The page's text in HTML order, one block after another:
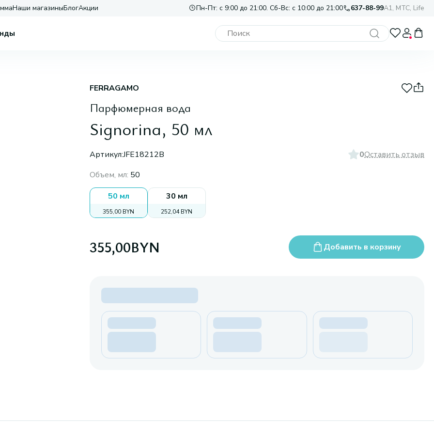
Наши магазиныБлогАкции Пн-Пт: с 9:00 до 21:00. Сб-Вс: с 10:00 до 21:00 637-88-99A1, МТС, Life
FERRAGAMO
Парфюмерная вода
Signorina, 50 мл
Артикул:JFE18212B 0Оставить отзыв
Объем, мл: 50
50 мл
355,00 BYN
30 мл
252,04 BYN
355,00BYN Добавить в корзину